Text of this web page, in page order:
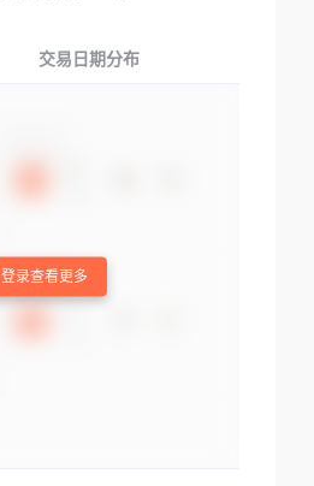
交易日期分布
登录查看更多